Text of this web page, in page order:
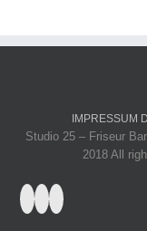
IMPRESSUM
Studio 25 – Friseur
2018 All